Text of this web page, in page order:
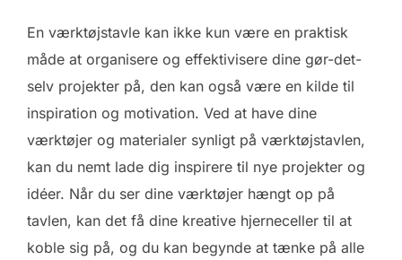
En værktøjstavle kan ikke kun være en praktisk
måde at organisere og effektivisere dine gør-det-
selv projekter på, den kan også være en kilde til
inspiration og motivation. Ved at have dine
værktøjer og materialer synligt på værktøjstavlen,
kan du nemt lade dig inspirere til nye projekter og
idéer. Når du ser dine værktøjer hængt op på
tavlen, kan det få dine kreative hjerneceller til at
koble sig på, og du kan begynde at tænke på alle